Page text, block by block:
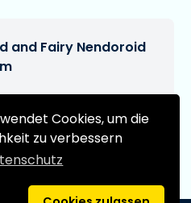
Cookies, um die
zu verbessern
and Fairy Nendoroid